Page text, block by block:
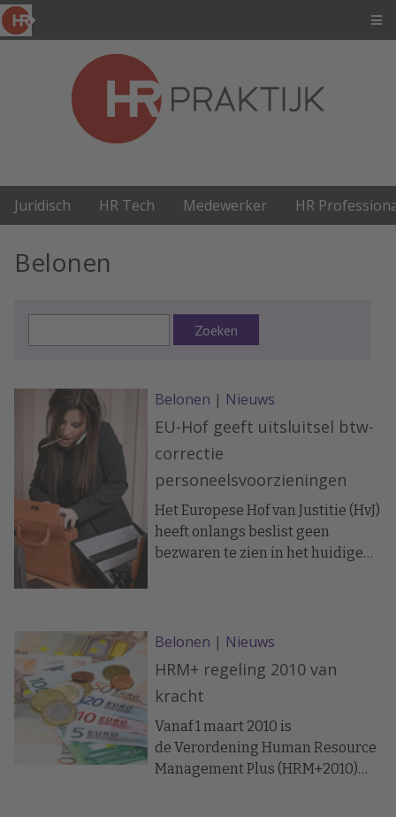
Juridisch HR Tech Medewerker HR
Belonen
Zoeken
Belonen | Nieuws
EU-Hof geeft uitsluitsel btw-
correctie
personeelsvoorzieningen
Het Europese Hof van Justitie (HvJ)
heeft onlangs beslist geen
bezwaren te zien in het huidige
aftrek van voorbelasting onder
Belonen | Nieuws
HRM+ regeling 2010 van
kracht
Vanaf 1 maart 2010 is
de Verordening Human Resource
Management Plus (HRM+2010)